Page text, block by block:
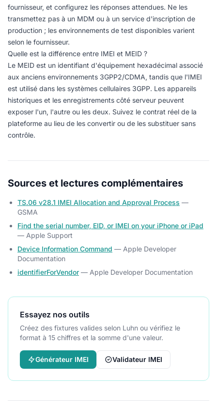
fournisseur, et configurez les réponses attendues. Ne les
transmettez pas à un MDM ou à un service d'inscription de
production ; les environnements de test disponibles varient
selon le fournisseur.
Quelle est la différence entre IMEI et MEID ?
Le MEID est un identifiant d'équipement hexadécimal associé
aux anciens environnements 3GPP2/CDMA, tandis que l'IMEI
est utilisé dans les systèmes cellulaires 3GPP. Les appareils
historiques et les enregistrements côté serveur peuvent
exposer l'un, l'autre ou les deux. Suivez le contrat réel de la
plateforme au lieu de les convertir ou de les substituer sans
contrôle.
Sources et lectures complémentaires
TS.06 v28.1 IMEI Allocation and Approval Process —
GSMA
Find the serial number, EID, or IMEI on your iPhone or iPad
— Apple Support
Device Information Command — Apple Developer
Documentation
identifierForVendor — Apple Developer Documentation
Essayez nos outils
Créez des fixtures valides selon Luhn ou vérifiez le
format à 15 chiffres et la somme d'une valeur.
Générateur IMEI Validateur IMEI